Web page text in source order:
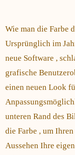
Wie man die Farbe
Ursprünglich im
neue Software ,
grafische
einen neuen Look
unteren Rand des
die Farbe , um
Aussehen Ihre